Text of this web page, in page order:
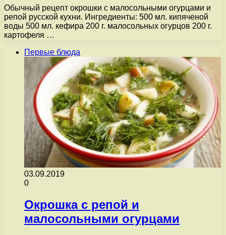
Обычный рецепт окрошки с малосольными огурцами и
репой русской кухни. Ингредиенты: 500 мл. кипяченой
воды 500 мл. кефира 200 г. малосольных огурцов 200 г.
картофеля …
Первые блюда
03.09.2019
0
Окрошка с репой и
малосольными огурцами